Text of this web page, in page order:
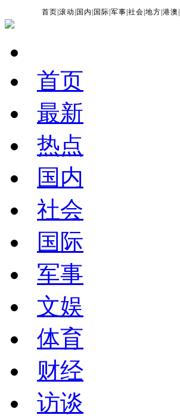
首页 |滚动 国内 国际 |军事 |社会 |地方 |港澳
首页
最新
热点
国内
社会
国际
军事
文娱
体育
财经
访谈